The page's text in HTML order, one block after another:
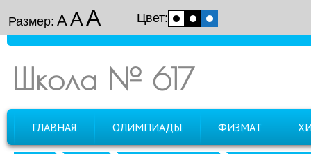
Размер: ААА Цвет:
Школа № 617
ГЛАВНАЯ ОЛИМПИАДЫ ФИЗМАТ